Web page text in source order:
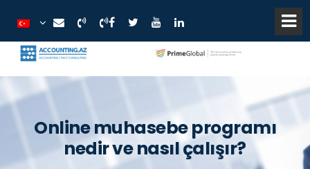
Online muhasebe programı
nedir ve nasıl çalışır?